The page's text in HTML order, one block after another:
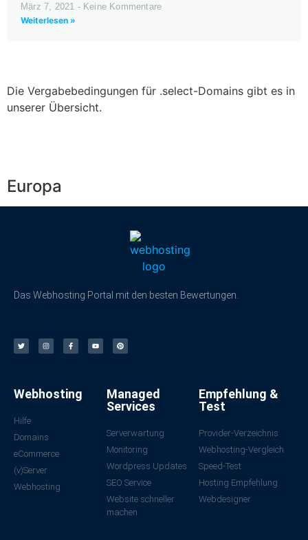
März 7, 2021
Keine Kommentare
Weiterlesen »
Die Vergabebedingungen für .select-Domains gibt es in
unserer Übersicht.
Europa
Das Webhosting Portal mit den besten Bewertungen.
Webhosting
Hilfe
Domains
eCommerce
(v)Server
Webhosting
Managed
Services
Serverwartung
Monitoring
Wordpress Updates
SEO Service
Website schneller
machen
Empfehlung &
Test
Provider-Verzeichnis
Webhosting-Vergleich
Speed-Test
Hosting Empfehlung
Webdesigner